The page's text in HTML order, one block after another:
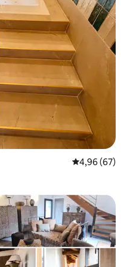
Gemiddelde
4,96 (67)